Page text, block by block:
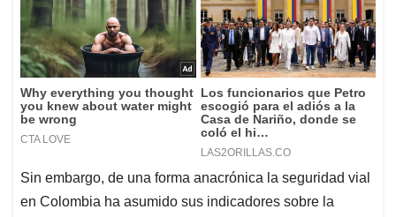
Sin embargo, de una forma anacrónica la seguridad vial
en Colombia ha asumido sus indicadores sobre la